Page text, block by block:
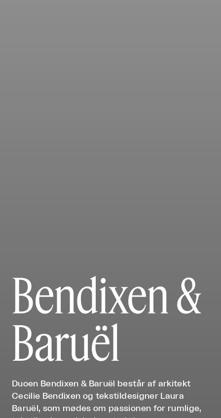
Bendixen &
Baruël
Duoen Bendixen & Baruël består af arkitekt
Cecilie Bendixen og tekstildesigner Laura
Baruël, som mødes om passionen for rumlige,